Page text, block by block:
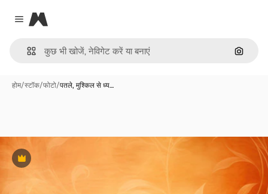
Close menu
Magnific
इमेज से
होम/स्टॉक/फोटो/पतले, मुश्किल से ध्य…
Premium